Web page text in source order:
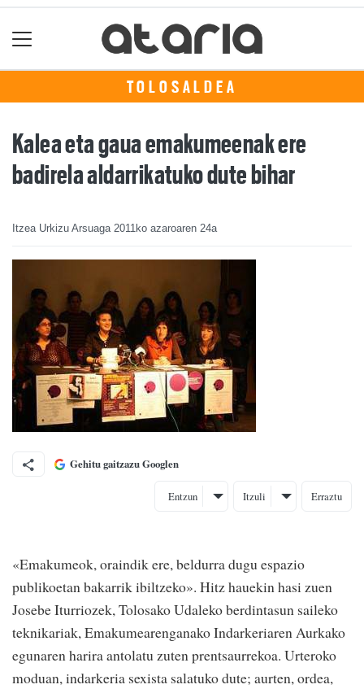
TOLOSALDEA
Kalea eta gaua emakumeenak ere
badirela aldarrikatuko dute bihar
Itzea Urkizu Arsuaga 2011ko azaroaren 24a
Gehitu gaitzazu Googlen
Entzun Itzuli Erraztu
«Emakumeok, oraindik ere, beldurra dugu espazio
publikoetan bakarrik ibiltzeko». Hitz hauekin hasi zuen
Josebe Iturriozek, Tolosako Udaleko berdintasun saileko
teknikariak, Emakumearenganako Indarkeriaren Aurkako
egunaren harira antolatu zuten prentsaurrekoa. Urteroko
moduan, indarkeria sexista salatuko dute; aurten, ordea,